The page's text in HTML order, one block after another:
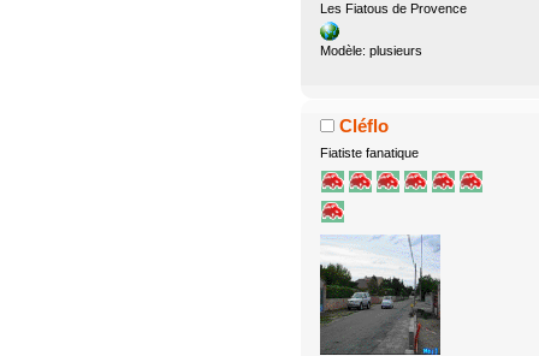
Les Fiatous de Provence
Modèle: plusieurs
Cléflo
Fiatiste fanatique